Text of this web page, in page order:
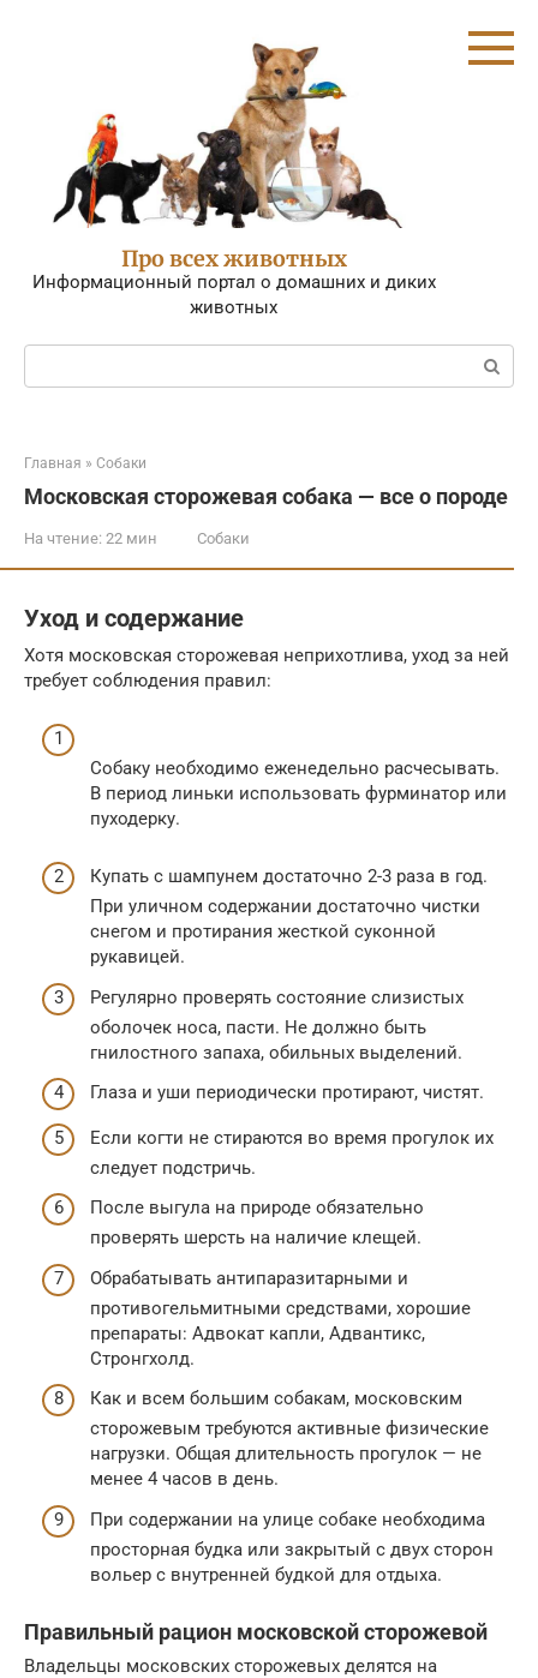
Про всех животных
Информационный портал о домашних и диких
животных
Поиск:
Главная » Собаки
Московская сторожевая собака — все о породе
На чтение: 22 мин Собаки
Уход и содержание
Хотя московская сторожевая неприхотлива, уход за ней
требует соблюдения правил:
Собаку необходимо еженедельно расчесывать.
В период линьки использовать фурминатор или
пуходерку.
Купать с шампунем достаточно 2-3 раза в год.
При уличном содержании достаточно чистки
снегом и протирания жесткой суконной
рукавицей.
Регулярно проверять состояние слизистых
оболочек носа, пасти. Не должно быть
гнилостного запаха, обильных выделений.
Глаза и уши периодически протирают, чистят.
Если когти не стираются во время прогулок их
следует подстричь.
После выгула на природе обязательно
проверять шерсть на наличие клещей.
Обрабатывать антипаразитарными и
противогельмитными средствами, хорошие
препараты: Адвокат капли, Адвантикс,
Стронгхолд.
Как и всем большим собакам, московским
сторожевым требуются активные физические
нагрузки. Общая длительность прогулок — не
менее 4 часов в день.
При содержании на улице собаке необходима
просторная будка или закрытый с двух сторон
вольер с внутренней будкой для отдыха.
Правильный рацион московской сторожевой
Владельцы московских сторожевых делятся на